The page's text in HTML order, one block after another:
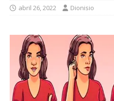
abril 26, 2022 Dionisio